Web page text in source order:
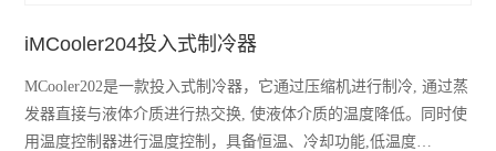
iMCooler204投入式制冷器
MCooler202是一款投入式制冷器，它通过压缩机进行制冷, 通过蒸
发器直接与液体介质进行热交换, 使液体介质的温度降低。同时使
用温度控制器进行温度控制，具备恒温、冷却功能,低温度